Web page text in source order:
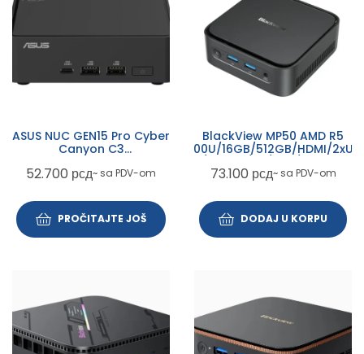
ASUS NUC GEN15 Pro Cyber
Canyon C3
Cord
52.700 рсд~ sa PDV-om
PROČITAJTE JOŠ
BlackView MP50 AMD R5
3500U/16GB/512GB/HDMI/
73.100 рсд~ sa PDV-om
DODAJ U KORPU